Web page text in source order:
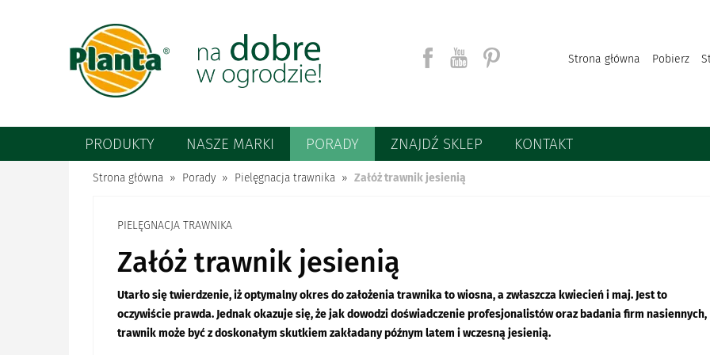
Strona główna Pobierz
PRODUKTY NASZE MARKI PORADY ZNAJDŹ SKLEP KONTAKTSzukaj
Strona główna Porady Pielęgnacja trawnika Załóż trawnik jesienią
PIELĘGNACJA TRAWNIKA
Załóż trawnik jesienią
Utarło się twierdzenie, iż optymalny okres do założenia trawnika to wiosna, a zwłaszcza kwiecień i maj. Jest to
oczywiście prawda. Jednak okazuje się, że jak dowodzi doświadczenie profesjonalistów oraz badania firm nasiennych,
trawnik może być z doskonałym skutkiem zakładany późnym latem i wczesną jesienią.